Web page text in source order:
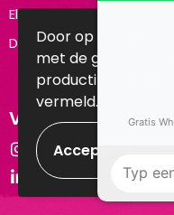
Elektronica en Gadgets
Draagtassen
Volg ons op:
Instagram
LinkedIn
Door op
met de geldende
productinformatie
vermeld.